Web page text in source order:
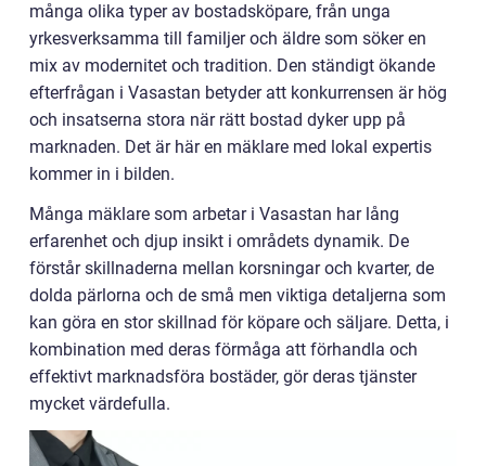
många olika typer av bostadsköpare, från unga
yrkesverksamma till familjer och äldre som söker en
mix av modernitet och tradition. Den ständigt ökande
efterfrågan i Vasastan betyder att konkurrensen är hög
och insatserna stora när rätt bostad dyker upp på
marknaden. Det är här en mäklare med lokal expertis
kommer in i bilden.
Många mäklare som arbetar i Vasastan har lång
erfarenhet och djup insikt i områdets dynamik. De
förstår skillnaderna mellan korsningar och kvarter, de
dolda pärlorna och de små men viktiga detaljerna som
kan göra en stor skillnad för köpare och säljare. Detta, i
kombination med deras förmåga att förhandla och
effektivt marknadsföra bostäder, gör deras tjänster
mycket värdefulla.